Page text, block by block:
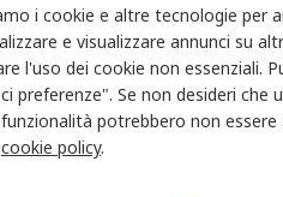
18h
LCD
i cookie e altre tecnologie per
e visualizzare annunci su
l'uso dei cookie non essenziali.
preferenze". Se non desideri
potrebbero non
cookie policy.